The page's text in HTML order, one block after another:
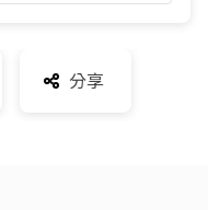
分享